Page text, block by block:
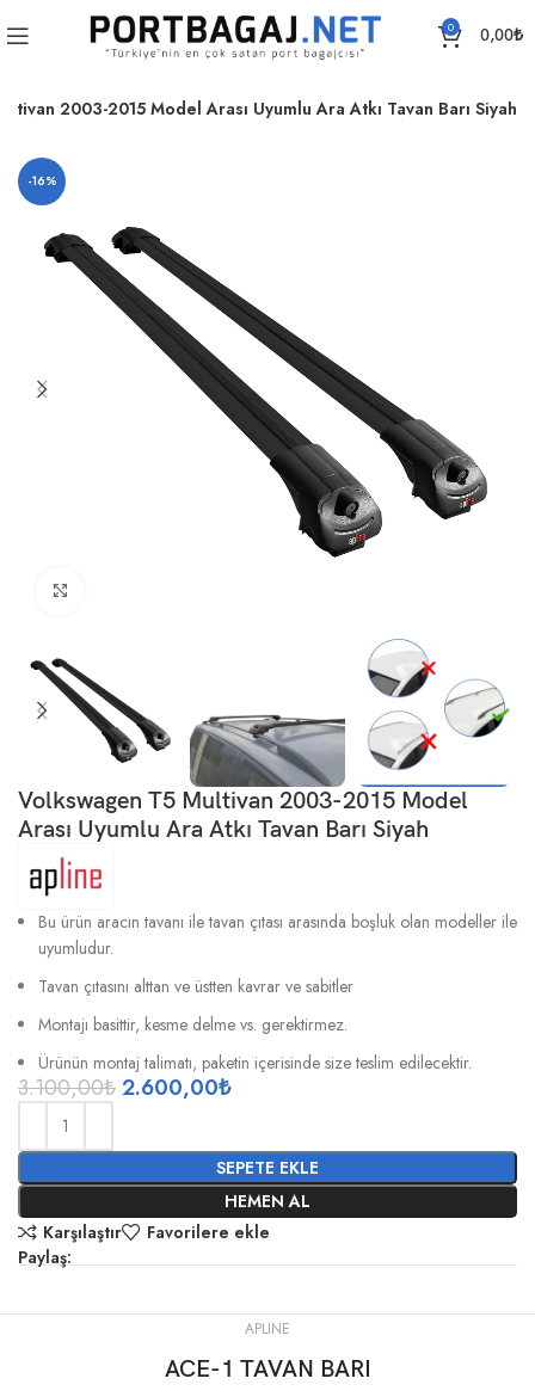
0 0,00₺
2003-2015 Model Arası Uyumlu Ara Atkı Tavan Barı Siyah
-16%
Volkswagen T5 Multivan 2003-2015 Model
Arası Uyumlu Ara Atkı Tavan Barı Siyah
Bu ürün aracın tavanı ile tavan çıtası arasında boşluk olan modeller ile
uyumludur.
Tavan çıtasını alttan ve üstten kavrar ve sabitler
Montajı basittir, kesme delme vs. gerektirmez.
Ürünün montaj talimatı, paketin içerisinde size teslim edilecektir.
3.100,00₺2.600,00₺
SEPETE EKLE
HEMEN AL
Karşılaştır
Favorilere ekle
Paylaş:
APLINE
ACE-1 TAVAN BARI